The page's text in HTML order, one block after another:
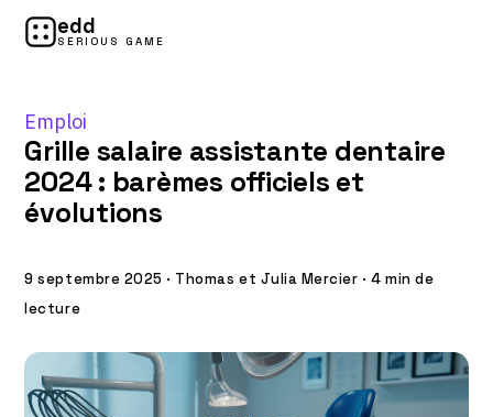
edd
SERIOUS GAME
Emploi
Grille salaire assistante dentaire
2024 : barèmes officiels et
évolutions
9 septembre 2025 · Thomas et Julia Mercier · 4 min de
lecture